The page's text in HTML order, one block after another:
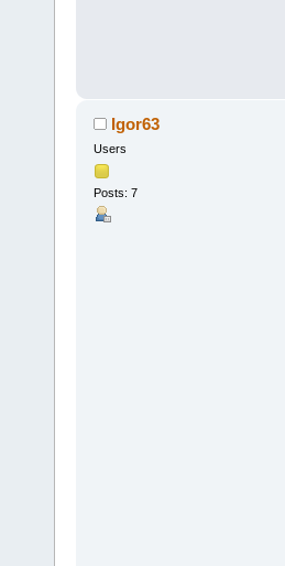
Igor63
Users
Posts: 7